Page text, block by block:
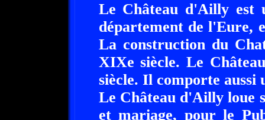
Le Château d'Ailly est
département de l'Eure,
La construction du
XIXe siècle. Le
siècle. Il comporte aussi
Le Château d'Ailly loue
et mariage, pour le